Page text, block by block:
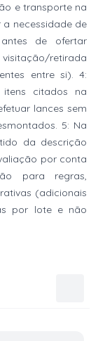
e transporte na
necessidade de
de ofertar
retirada
entre si). 4:
itens citados na
lances sem
5: Na
da descrição
por conta
para regras,
(adicionais
por lote e não